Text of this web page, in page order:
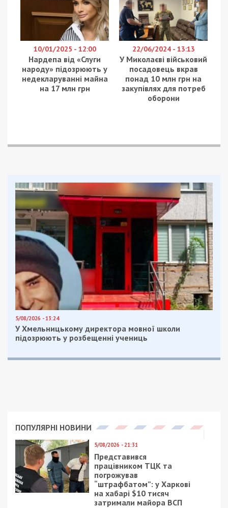
Дізнавшись про зникнення чоловіка, вона
звернулася до правоохоронних органів. Сьогодні,
2 вересня, жінка заявила у коментарі дляЗМІ
що Владислав знайшовся і перебуває поруч із
Ще сьогодні вранці щодо місцеперебування
чоловіка не було єдиних даних і тривали пошуки.
Навіть зараз у пресслужбі поліції
Дніпропетровської області журналістам ІА
правоохоронці не бачили його, а дружина після
виходить.
Нагадаємо, 30 серпня Владислав раптово
зник з
обласної лікарні, де проходив лікування після
серйозних поранень, отриманих під час
перебування в полоні. Відомо, що напередодні
керівник лікарні Мечникова Сергій Риженко зняв
чергове відео з пораненим –
тепер за участю
Владислава . Вочевидь, що і представникам медіа
дозволили спілкуватися з Владиславом на
території лікарні Мечникова, навіть незважаючи
на те, що він фізично не мав змоги говорити і
йому навряд чи просто було виносити такі
навантаження.
У мережі висловлювали припущення, що
Владислав міг самостійно залишити лікарню
допустив до нього журналістів і створював свої
нові піар-відео.
Facebook
Telegram
Twitter
WhatsApp
ViberEmail
Категории:Головне за день | Метки:
військовий,лікарня Мечникова,Риженко
Рекламні блоки дають нам змогу